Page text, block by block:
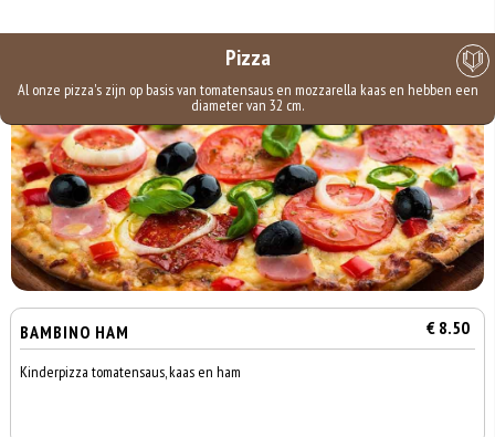
Pizza
Al onze pizza's zijn op basis van tomatensaus en mozzarella kaas en hebben een
diameter van 32 cm.
BAMBINO HAM € 8.50
Kinderpizza tomatensaus, kaas en ham